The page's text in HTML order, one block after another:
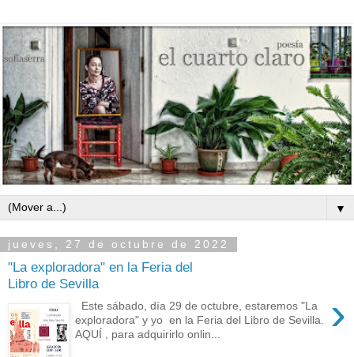
▼
jueves, 27 de octubre de 2022
"La exploradora" en la Feria del
Libro de Sevilla
›
Este sábado, día 29 de octubre, estaremos "La
exploradora" y yo en la Feria del Libro de Sevilla.
AQUÍ , para adquirirlo onlin...